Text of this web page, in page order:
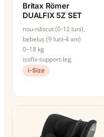
Britax Römer
DUALFIX 5Z SET
nou-născut (0-12 luni),
bebeluș (9 luni-4 ani)
0–18 kg
isofix-support-leg
i-Size